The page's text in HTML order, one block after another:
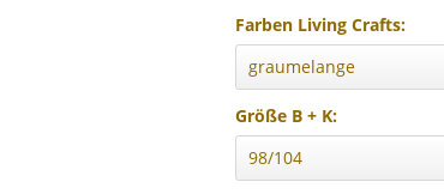
Farben Living Crafts:
Größe B + K: